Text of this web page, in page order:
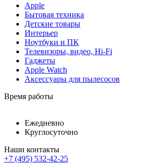
Apple
Бытовая техника
Детские товары
Интерьер
Ноутбуки и ПК
Телевизоры, видео, Hi-Fi
Гаджеты
Apple Watch
Аксессуары для пылесосов
Время работы
Ежедневно
Круглосуточно
Наши контакты
+7 (495) 532-42-25